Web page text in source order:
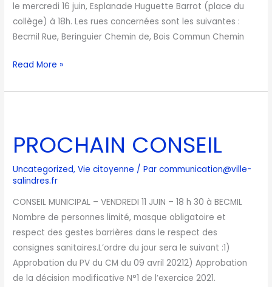
le mercredi 16 juin, Esplanade Huguette Barrot (place du
collège) à 18h. Les rues concernées sont les suivantes :
Becmil Rue, Beringuier Chemin de, Bois Commun Chemin
Read More »
PROCHAIN CONSEIL
Uncategorized,Vie citoyenne / Parcommunication@ville-
salindres.fr
CONSEIL MUNICIPAL – VENDREDI 11 JUIN – 18 h 30 à BECMIL
Nombre de personnes limité, masque obligatoire et
respect des gestes barrières dans le respect des
consignes sanitaires.L’ordre du jour sera le suivant :1)
Approbation du PV du CM du 09 avril 20212) Approbation
de la décision modificative N°1 de l’exercice 2021.